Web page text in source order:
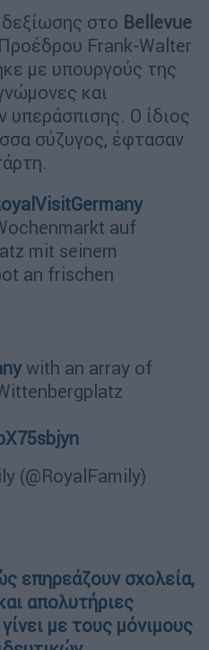
στο Bellevue
Frank-Walter
με υπουργούς της
και
Ο ίδιος
σύζυγος, έφτασαν
auf
mit seinem
an frischen
with an array of
(@RoyalFamily)
επηρεάζουν σχολεία,
απολυτήριες
με τους μόνιμους